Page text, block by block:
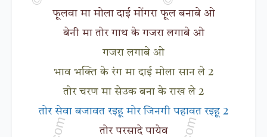
फूलवा मा मोला दाई मोंगरा फूल बनाबे ओ
बेनी मा तोर गाथ के गजरा लगाबे ओ
गजरा लगाबे ओ
भाव भक्ति के रंग मा दाई मोला सान ले 2
तोर चरण मा सेउक बना के राख ले 2
तोर सेवा बजावत रइहू मोर जिनगी पहावत रइहू 2
तोर परसादे पायेव